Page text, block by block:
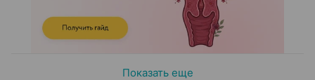
Показать еще